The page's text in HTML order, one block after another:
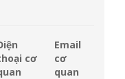
cơ
Email
cơ
quan